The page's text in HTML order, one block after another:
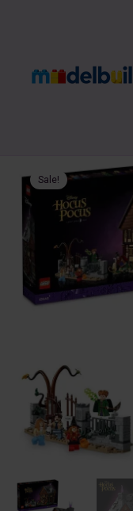
Sale!